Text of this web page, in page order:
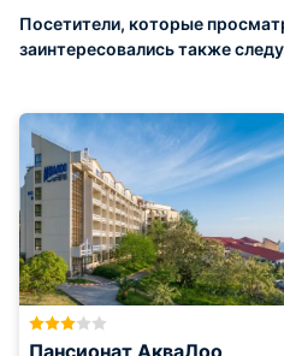
Посетители, которые
заинтересовались также
Пансионат АкваЛоо